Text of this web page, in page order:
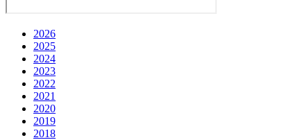
2026
2025
2024
2023
2022
2021
2020
2019
2018